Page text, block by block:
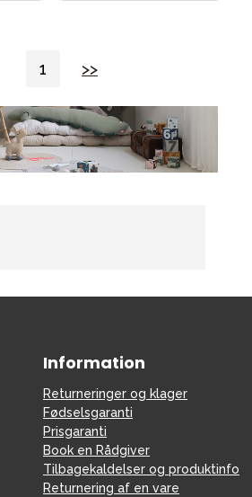
1 >>
Information
Returneringer og klager
Fødselsgaranti
Prisgaranti
Book en Rådgiver
Tilbagekaldelser og produktinfo
Returnering af en vare